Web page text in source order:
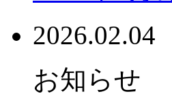
2026.02.04
お知らせ